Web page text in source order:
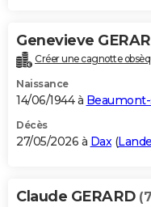
Genevieve
Créer une cagnotte
Naissance
14/06/1944 à
Décès
27/05/2026 à Dax(
Claude GERARD